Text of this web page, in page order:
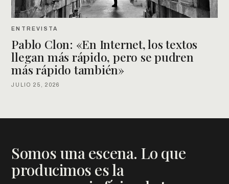
ENTREVISTA
Pablo Clon: «En Internet, los textos
llegan más rápido, pero se pudren
más rápido también»
JULIO 25, 2026
Somos una escena. Lo que
producimos es la